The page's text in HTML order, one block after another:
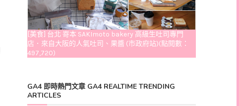
[美食] 台北 嵜本 SAKImoto bakery 高級生吐司專門
店．來自大阪的人氣吐司、果醬 (市政府站)(點閱數：
497,720)
GA4 即時熱門文章 GA4 REALTIME TRENDING
ARTICLES